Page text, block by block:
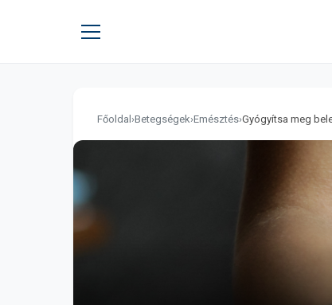
Főoldal ›Betegségek›Emésztés›Gyógyítsa meg